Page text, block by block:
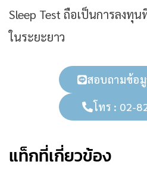
Sleep Test ถือเป็นการลงทุ
ในระยะยาว
สอบถามข้อ
โทร : 02-
แท็กที่เกี่ยวข้อง